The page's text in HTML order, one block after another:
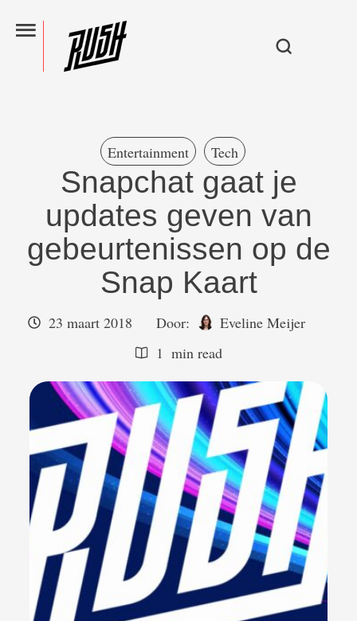
Entertainment Tech
Snapchat gaat je
updates geven van
gebeurtenissen op de
Snap Kaart
23 maart 2018 Door:
Eveline Meijer
1 min read